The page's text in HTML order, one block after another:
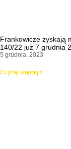
Frankowicze zyskają
140/22 już 7 grudnia
5 grudnia, 2023
Czytaj więcej »